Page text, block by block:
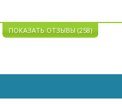
ПОКАЗАТЬ ОТЗЫВЫ (258)